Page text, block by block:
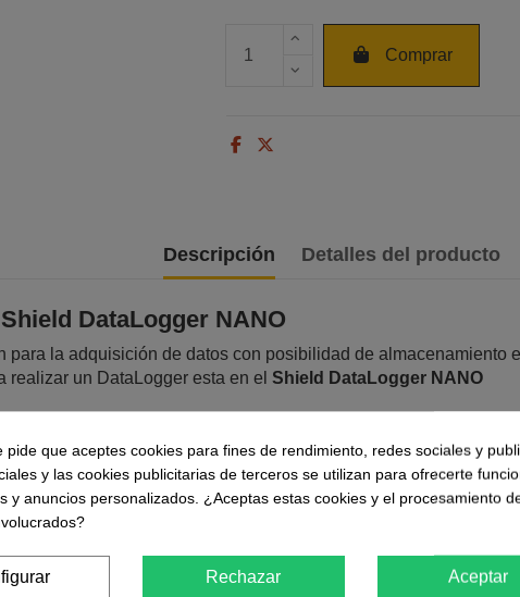
Cantidad de unidades
Comprar
Descripción Detalles del producto
DataLogger NANO
para la adquisición de datos con posibilidad de almacenamiento
realizar un DataLogger esta en el Shield DataLogger NANO
de datos mediante MicroSD o USB
fecha y hora mediante DS1307 (Reloj / Calendario)
para fecha y hora no incluida
pide que aceptes cookies para fines de rendimiento, redes sociales y
y las cookies publicitarias de terceros se utilizan para ofrecerte
y anuncios personalizados. ¿Aceptas estas cookies y el procesamiento
Rechazar Aceptar